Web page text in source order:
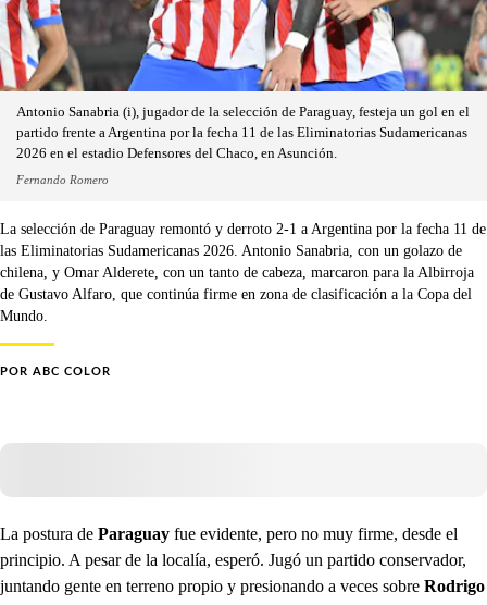
Antonio Sanabria (i), jugador de la selección de Paraguay, festeja un gol en el
partido frente a Argentina por la fecha 11 de las Eliminatorias Sudamericanas
2026 en el estadio Defensores del Chaco, en Asunción.
Fernando Romero
La selección de Paraguay remontó y derroto 2-1 a Argentina por la fecha 11 de
las Eliminatorias Sudamericanas 2026. Antonio Sanabria, con un golazo de
chilena, y Omar Alderete, con un tanto de cabeza, marcaron para la Albirroja
de Gustavo Alfaro, que continúa firme en zona de clasificación a la Copa del
Mundo.
POR ABC COLOR
La postura de Paraguay fue evidente, pero no muy firme, desde el
principio. A pesar de la localía, esperó. Jugó un partido conservador,
juntando gente en terreno propio y presionando a veces sobre Rodrigo